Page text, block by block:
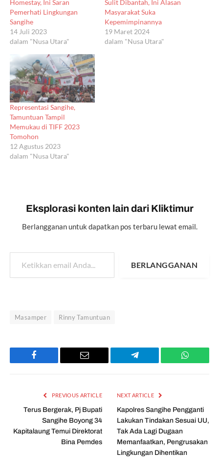
Homestay, Ini Saran
Pemerhati Lingkungan
Sangihe
14 Juli 2023
dalam "Nusa Utara"
Sulit Dibantah, Ini Alasan
Masyarakat Suka
Kepemimpinannya
19 Maret 2024
dalam "Nusa Utara"
Representasi Sangihe,
Tamuntuan Tampil
Memukau di TIFF 2023
Tomohon
12 Agustus 2023
dalam "Nusa Utara"
Eksplorasi konten lain dari Kliktimur
Berlangganan untuk dapatkan pos terbaru lewat email.
Ketikkan email Anda...
BERLANGGANAN
Masamper Rinny Tamuntuan
Facebook Email Telegram
PREVIOUS ARTICLE
Terus Bergerak, Pj Bupati
Sangihe Boyong 34
Kapitalaung Temui Direktorat
Bina Pemdes
NEXT ARTICLE
Kapolres Sangihe Pengganti
Lakukan Tindakan Sesuai UU,
Tak Ada Lagi Dugaan
Memanfaatkan, Pengrusakan
Lingkungan Dihentikan